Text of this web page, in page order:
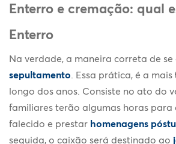
Enterro e cremação: qual
Enterro
Na verdade, a maneira correta de se
sepultamento . Essa prática, é a mais
longo dos anos. Consiste no ato do
familiares terão algumas horas para
falecido e prestar homenagens
seguida, o caixão será destinado ao